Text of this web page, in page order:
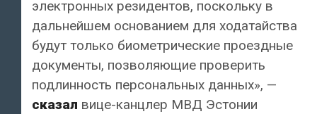
электронных резидентов, поскольку в
дальнейшем основанием для ходатайства
будут только биометрические проездные
документы, позволяющие проверить
подлинность персональных данных», —
сказал вице-канцлер МВД Эстонии